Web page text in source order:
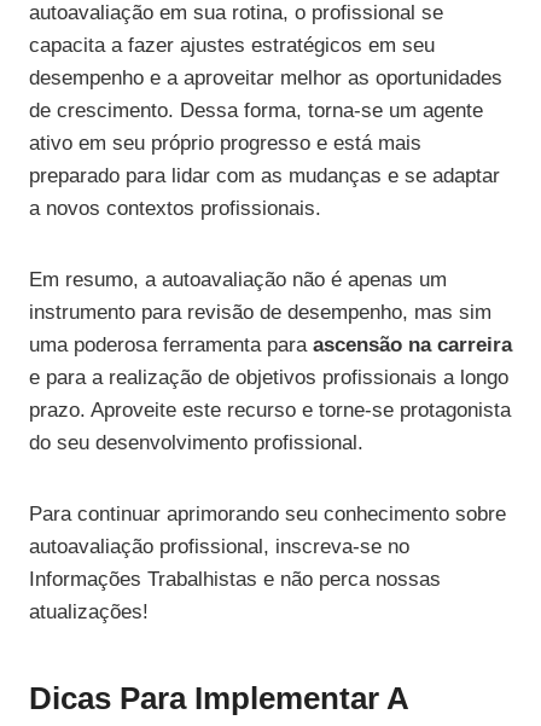
autoavaliação em sua rotina, o profissional se
capacita a fazer ajustes estratégicos em seu
desempenho e a aproveitar melhor as oportunidades
de crescimento. Dessa forma, torna-se um agente
ativo em seu próprio progresso e está mais
preparado para lidar com as mudanças e se adaptar
a novos contextos profissionais.
Em resumo, a autoavaliação não é apenas um
instrumento para revisão de desempenho, mas sim
uma poderosa ferramenta para ascensão na carreira
e para a realização de objetivos profissionais a longo
prazo. Aproveite este recurso e torne-se protagonista
do seu desenvolvimento profissional.
Para continuar aprimorando seu conhecimento sobre
autoavaliação profissional, inscreva-se no
Informações Trabalhistas e não perca nossas
atualizações!
Dicas Para Implementar A